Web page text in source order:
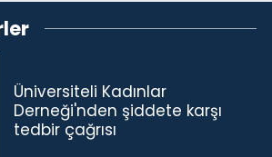
Üniversiteli Kadınlar
Derneği'nden şiddete karşı
tedbir çağrısı